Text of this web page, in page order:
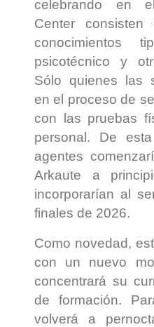
celebrando en
Center
conocimientos
psicotécnico y
Sólo quienes las
en el proceso de
con las pruebas
personal. De
agentes
Arkaute a
incorporarían al
finales de 2026.
Como novedad,
con un nuevo
concentrará su
de formación.
volverá a